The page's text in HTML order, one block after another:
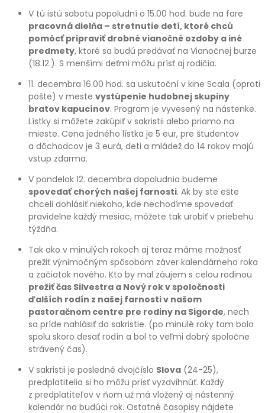
V tú istú sobotu popoludní o 15.00 hod. bude na fare
pracovná dielňa – stretnutie detí, ktoré chcú
pomôcť pripraviť drobné vianočné ozdoby a iné
predmety, ktoré sa budú predávať na Vianočnej burze
(18.12.). S menšími deťmi môžu prísť aj rodičia.
11. decembra 16.00 hod. sa uskutoční v kine Scala (oproti
pošte) v meste vystúpenie hudobnej skupiny
bratov kapucínov. Program je vyvesený na nástenke.
Lístky si môžete zakúpiť v sakristii alebo priamo na
mieste. Cena jedného lístka je 5 eur, pre študentov
a dôchodcov je 3 eurá, deti a mládež do 14 rokov majú
vstup zdarma.
V pondelok 12. decembra dopoludnia budeme
spovedať chorých našej farnosti. Ak by ste ešte
chceli dohlásiť niekoho, kde nechodíme spovedať
pravidelne každý mesiac, môžete tak urobiť v priebehu
týždňa.
Tak ako v minulých rokoch aj teraz máme možnosť
prežiť výnimočným spôsobom záver kalendárneho roka
a začiatok nového. Kto by mal záujem s celou rodinou
prežiť čas Silvestra a Nový rok v spoločnosti
ďalších rodín z našej farnosti v našom
pastoračnom centre pre rodiny na Sigorde, nech
sa príde nahlásiť do sakristie. (po minulé roky tam bolo
spolu skoro desať rodín a bol to veľmi dobrý spoločne
strávený čas).
V sakristii je posledné dvojčíslo Slova (24-25),
predplatitelia si ho môžu prísť vyzdvihnúť. Každý
z predplatiteľov v ňom už má vložený aj nástenný
kalendár na budúci rok. Ostatné časopisy nájdete